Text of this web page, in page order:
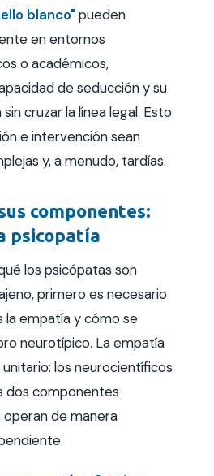
blanco" pueden
en entornos
o académicos,
de seducción y su
cruzar la línea legal. Esto
e intervención sean
y, a menudo, tardías.
componentes:
psicopatía
los psicópatas son
primero es necesario
la empatía y cómo se
neurotípico. La empatía
los neurocientíficos
dos componentes
de manera